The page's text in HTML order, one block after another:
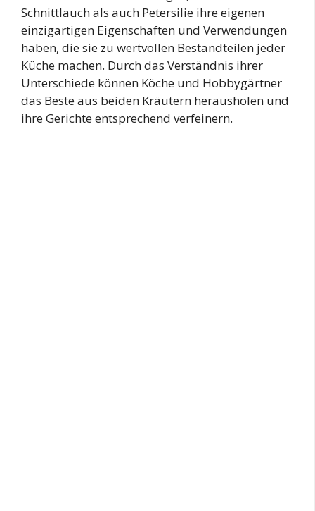
Schnittlauch als auch Petersilie ihre eigenen
einzigartigen Eigenschaften und Verwendungen
haben, die sie zu wertvollen Bestandteilen jeder
Küche machen. Durch das Verständnis ihrer
Unterschiede können Köche und Hobbygärtner
das Beste aus beiden Kräutern herausholen und
ihre Gerichte entsprechend verfeinern.